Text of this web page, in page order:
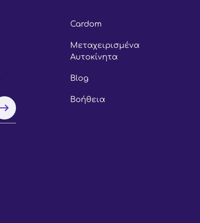
Cardom
Μεταχειρισμένα
Αυτοκίνητα
Blog
Βοήθεια